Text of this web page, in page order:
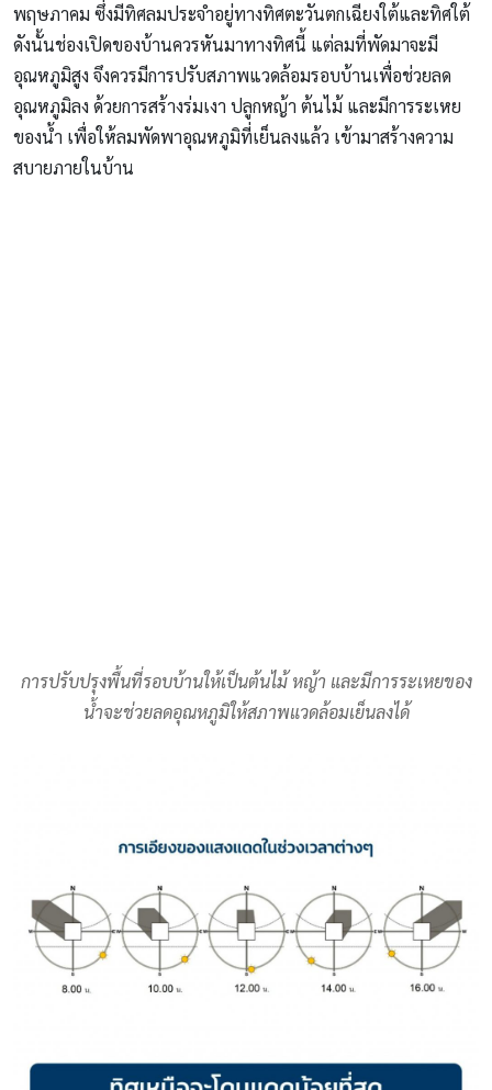
พฤษภาคม ซึ่งมีทิศลมประจำอยู่ทางทิศตะวันตกเฉียงใต้และทิศใต้
ดังนั้นช่องเปิดของบ้านควรหันมาทางทิศนี้ แต่ลมที่พัดมาจะมี
อุณหภูมิสูง จึงควรมีการปรับสภาพแวดล้อมรอบบ้านเพื่อช่วยลด
อุณหภูมิลง ด้วยการสร้างร่มเงา ปลูกหญ้า ต้นไม้ และมีการระเหย
ของน้ำ เพื่อให้ลมพัดพาอุณหภูมิที่เย็นลงแล้ว เข้ามาสร้างความ
สบายภายในบ้าน
การปรับปรุงพื้นที่รอบบ้านให้เป็นต้นไม้ หญ้า และมีการระเหยของ
น้ำจะช่วยลดอุณหภูมิให้สภาพแวดล้อมเย็นลงได้